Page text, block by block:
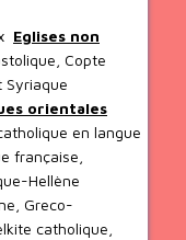
Eglises non
Copte
Syriaque
orientales
en langue
française,
Hellène
Greco-
catholique,